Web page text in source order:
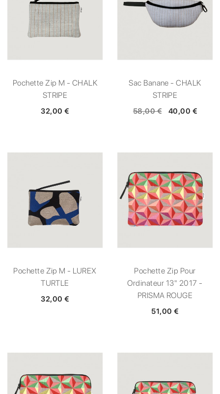
Pochette Zip M - CHALK
STRIPE
32,00 €
Sac Banane - CHALK
STRIPE
58,00 € 40,00 €
Pochette Zip M - LUREX
TURTLE
32,00 €
Pochette Zip Pour
Ordinateur 13" 2017 -
PRISMA ROUGE
51,00 €